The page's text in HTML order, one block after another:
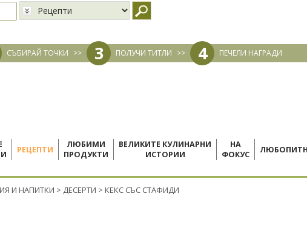
СЪБИРАЙ ТОЧКИ >> 3 ПОЛУЧИ ТИТЛИ >> 4 ПЕЧЕЛИ НАГРАДИ
РЕЦЕПТИ
ЛЮБИМИ
ПРОДУКТИ
ВЕЛИКИТЕ КУЛИНАРНИ
ИСТОРИИ
НА
ФОКУС
И НАПИТКИ > ДЕСЕРТИ > КЕКС СЪС СТАФИДИ